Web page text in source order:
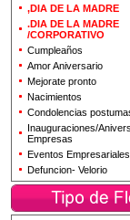
,DIA DE LA MADRE
.DIA DE LA MADRE
/CORPORATIVO
Cumpleaños
Amor Aniversario
Mejorate pronto
Nacimientos
Condolencias
Inauguraciones/
Empresas
Eventos Empresariales
Defuncion- Velorio